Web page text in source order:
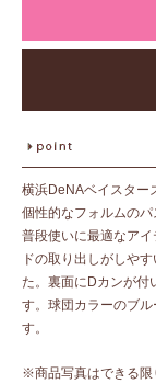
横浜DeNAベイスター
個性的なフォルムのパ
普段使いに最適なア
ドの取り出しがしや
た。裏面にDカンが付
す。球団カラーのブ
す。
※商品写真はできる限